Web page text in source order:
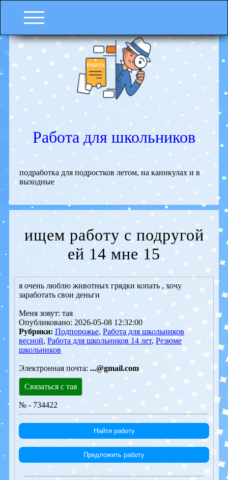
Работа для школьников
подработка для подростков летом, на каникулах и в
выходные
ищем работу с подругой
ей 14 мне 15
я очень люблю животных грядки копать , хочу
заработать свои деньги
Меня зовут: тая
Опубликовано: 2026-05-08 12:32:00
Рубрики: Подпорожье, Работа для школьников
весной, Работа для школьников 14 лет, Резюме
школьников
Электронная почта: ...@gmail.com
Связаться с тая
№ - 734422
Найти работу
Предложить работу